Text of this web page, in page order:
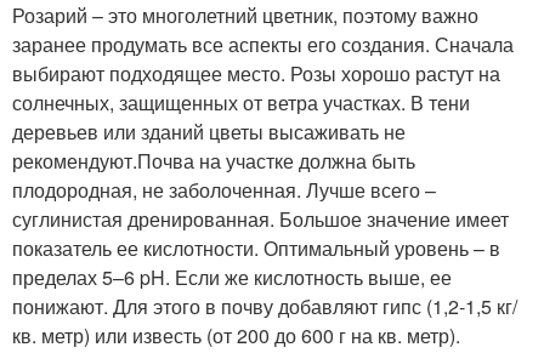
Розарий – это многолетний цветник, поэтому важно
заранее продумать все аспекты его создания. Сначала
выбирают подходящее место. Розы хорошо растут на
солнечных, защищенных от ветра участках. В тени
деревьев или зданий цветы высаживать не
рекомендуют.Почва на участке должна быть
плодородная, не заболоченная. Лучше всего –
суглинистая дренированная. Большое значение имеет
показатель ее кислотности. Оптимальный уровень – в
пределах 5–6 pH. Если же кислотность выше, ее
понижают. Для этого в почву добавляют гипс (1,2-1,5 кг/
кв. метр) или известь (от 200 до 600 г на кв. метр).